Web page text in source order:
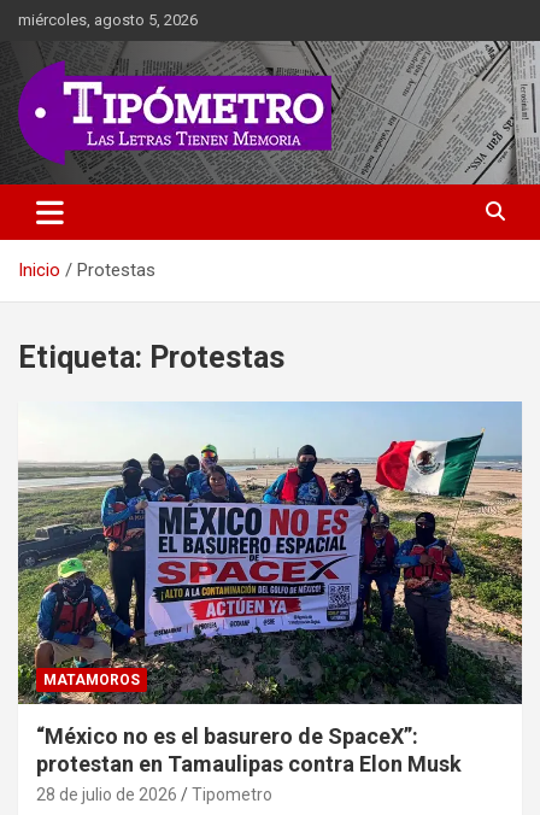
Saltar
contenido
miércoles, agosto 5, 2026
Tipometro
Las Letras Tienen Memoria
Inicio Protestas
Etiqueta: Protestas
MATAMOROS
“México no es el basurero de SpaceX”:
protestan en Tamaulipas contra Elon Musk
28 de julio de 2026 Tipometro